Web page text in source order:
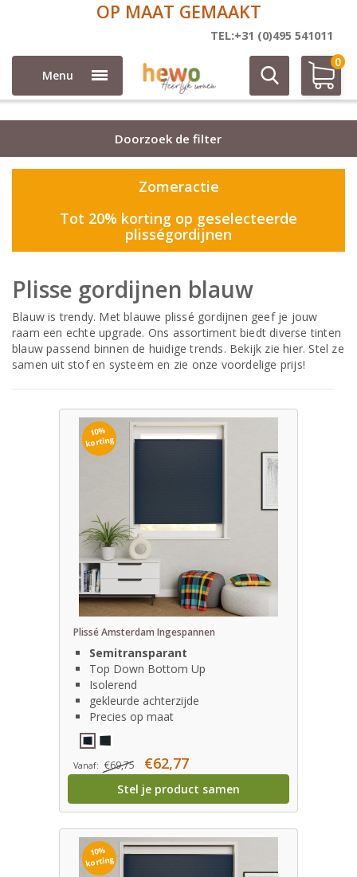
5 JAAR GARANTIE
TEL:+31 (0)495 541011
Menu
0
Plisse
Doorzoek de filter
Zomeractie
Tot 20% korting op geselecteerde
plisségordijnen
Plisse gordijnen blauw
Blauw is trendy. Met blauwe plissé gordijnen geef je jouw
raam een echte upgrade. Ons assortiment biedt diverse tinten
blauw passend binnen de huidige trends. Bekijk zie hier. Stel ze
samen uit stof en systeem en zie onze voordelige prijs!
10%
korting
Plissé Amsterdam Ingespannen
Semitransparant
Top Down Bottom Up
Isolerend
gekleurde achterzijde
Precies op maat
Vanaf: €69,75 €62,77
Stel je product samen
10%
korting